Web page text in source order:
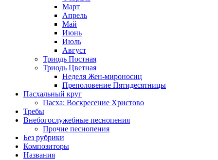
Март
Апрель
Май
Июнь
Июль
Август
Триодь Постная
Триодь Цветная
Неделя Жен-мироносиц
Преполовение Пятидесятницы
Пасхальный круг
Пасха: Воскресение Христово
Требы
Внебогослужебные песнопения
Прочие песнопения
Без рубрики
Композиторы
Названия